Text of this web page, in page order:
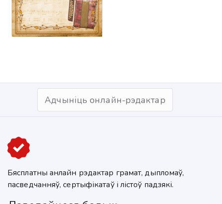
Адчыніць онлайн-рэдактар
Бясплатны анлайн рэдактар грамат, дыпломаў,
пасведчанняў, сертыфікатаў і лістоў падзякі.